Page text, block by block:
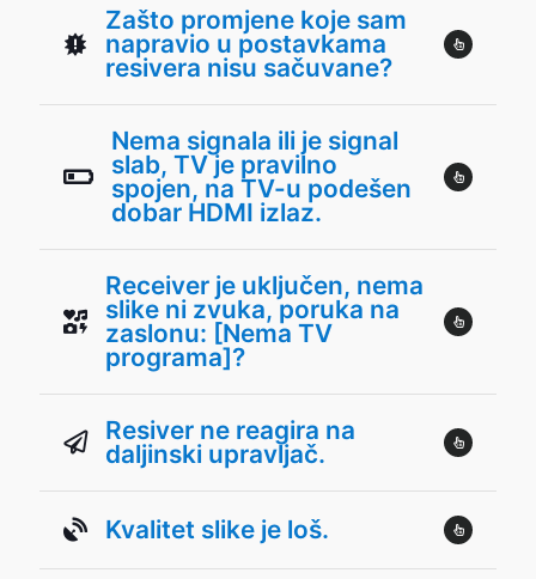
Zašto promjene koje sam
napravio u postavkama
resivera nisu sačuvane?
Nema signala ili je signal
slab, TV je pravilno
spojen, na TV-u podešen
dobar HDMI izlaz.
Receiver je uključen, nema
slike ni zvuka, poruka na
zaslonu: [Nema TV
programa]?
Resiver ne reagira na
daljinski upravljač.
Kvalitet slike je loš.